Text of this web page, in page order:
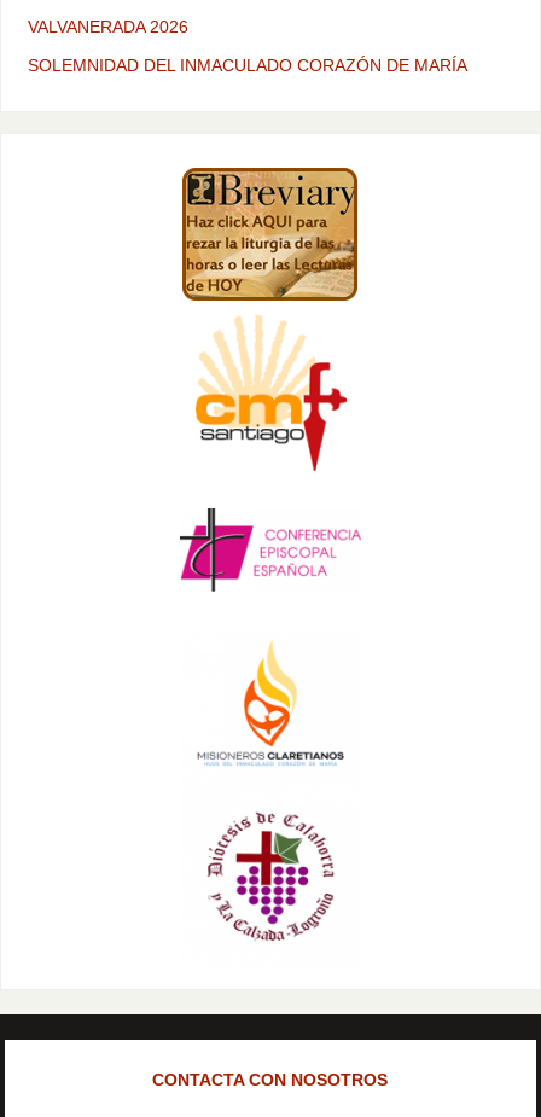
VALVANERADA 2026
SOLEMNIDAD DEL INMACULADO CORAZÓN DE MARÍA
CONTACTA CON NOSOTROS